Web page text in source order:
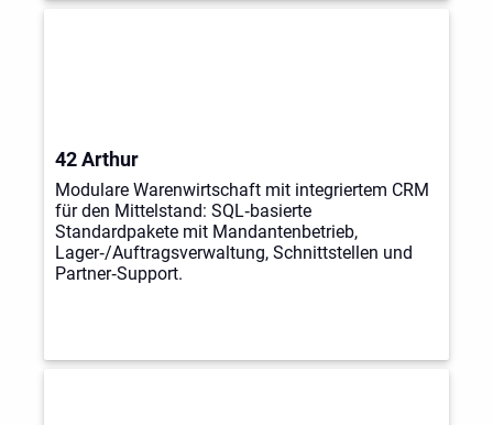
42 Arthur
Modulare Warenwirtschaft mit integriertem CRM
für den Mittelstand: SQL‑basierte
Standardpakete mit Mandantenbetrieb,
Lager‑/Auftragsverwaltung, Schnittstellen und
Partner‑Support.